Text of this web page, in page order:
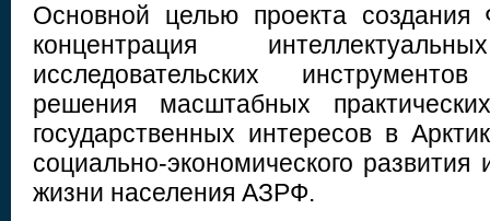
Основной целью проекта
концентрация
исследовательских
решения масштабных
государственных интересов в
социально-экономического
жизни населения АЗРФ.